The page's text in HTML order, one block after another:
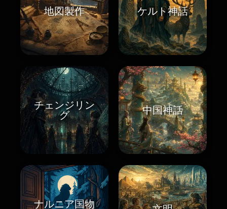
地図製作 ケルト神話
チェンジリン
グ
中国神話
ナルニア国物